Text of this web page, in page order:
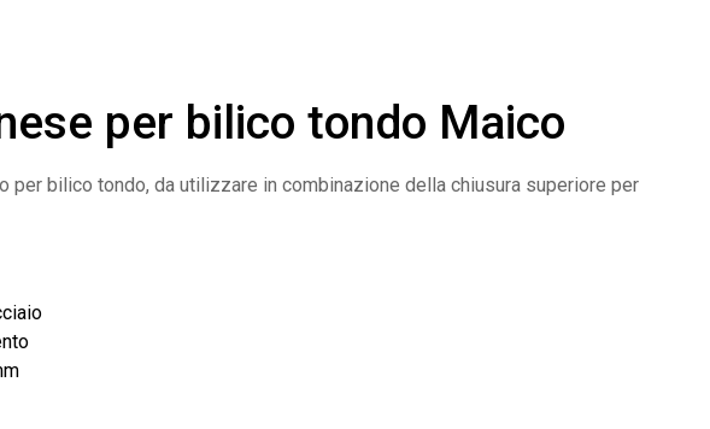
per bilico tondo Maico
per bilico tondo, da utilizzare in combinazione della chiusura superiore per